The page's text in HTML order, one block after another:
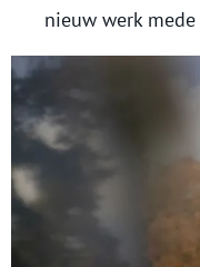
nieuw werk